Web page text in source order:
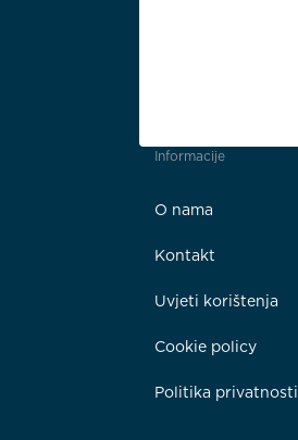
Informacije
O nama
Kontakt
Uvjeti korištenja
Cookie policy
Politika privatnosti